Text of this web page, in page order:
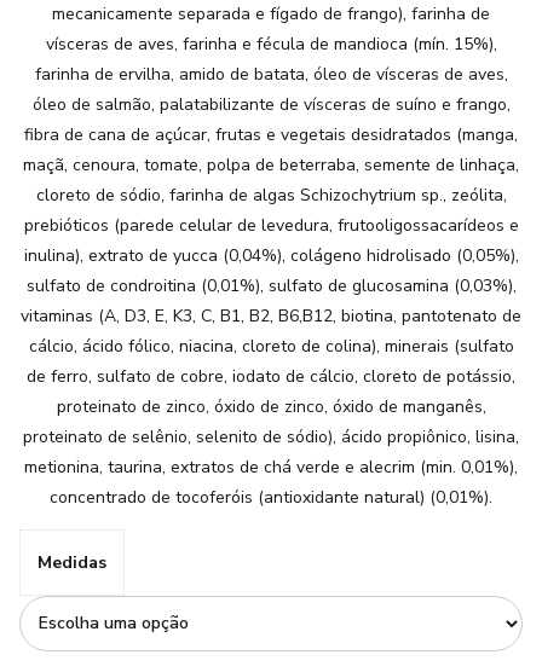
mecanicamente separada e fígado de frango), farinha de
vísceras de aves, farinha e fécula de mandioca (mín. 15%),
farinha de ervilha, amido de batata, óleo de vísceras de aves,
óleo de salmão, palatabilizante de vísceras de suíno e frango,
fibra de cana de açúcar, frutas e vegetais desidratados (manga,
maçã, cenoura, tomate, polpa de beterraba, semente de linhaça,
cloreto de sódio, farinha de algas Schizochytrium sp., zeólita,
prebióticos (parede celular de levedura, frutooligossacarídeos e
inulina), extrato de yucca (0,04%), colágeno hidrolisado (0,05%),
sulfato de condroitina (0,01%), sulfato de glucosamina (0,03%),
vitaminas (A, D3, E, K3, C, B1, B2, B6,B12, biotina, pantotenato de
cálcio, ácido fólico, niacina, cloreto de colina), minerais (sulfato
de ferro, sulfato de cobre, iodato de cálcio, cloreto de potássio,
proteinato de zinco, óxido de zinco, óxido de manganês,
proteinato de selênio, selenito de sódio), ácido propiônico, lisina,
metionina, taurina, extratos de chá verde e alecrim (min. 0,01%),
concentrado de tocoferóis (antioxidante natural) (0,01%).
Medidas